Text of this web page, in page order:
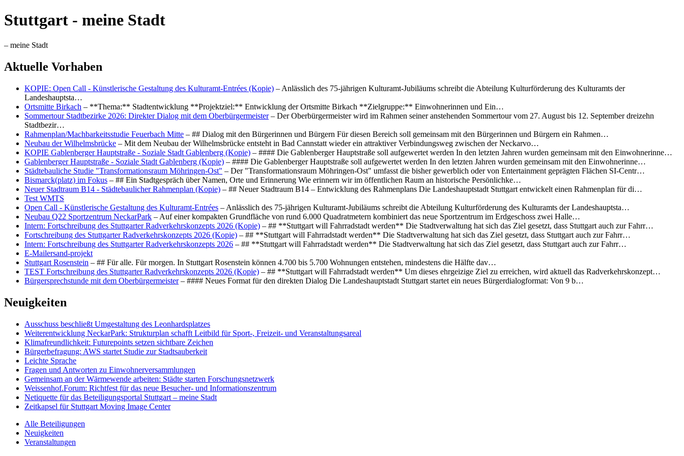
Stuttgart - meine Stadt
– meine Stadt
Aktuelle Vorhaben
KOPIE: Open Call - Künstlerische Gestaltung des Kulturamt-Entrées (Kopie) – Anlässlich des 75-jährigen Kulturamt-Jubiläums schreibt die Abteilung Kulturförderung des Kulturamts der
Landeshauptsta…
Ortsmitte Birkach – **Thema:** Stadtentwicklung **Projektziel:** Entwicklung der Ortsmitte Birkach **Zielgruppe:** Einwohnerinnen und Ein…
Sommertour Stadtbezirke 2026: Direkter Dialog mit dem Oberbürgermeister– Der Oberbürgermeister wird im Rahmen seiner anstehenden Sommertour vom 27. August bis 12. September dreizehn
Stadtbezir…
Rahmenplan/Machbarkeitsstudie Feuerbach Mitte – ## Dialog mit den Bürgerinnen und Bürgern Für diesen Bereich soll gemeinsam mit den Bürgerinnen und Bürgern ein Rahmen…
Neubau der Wilhelmsbrücke – Mit dem Neubau der Wilhelmsbrücke entsteht in Bad Cannstatt wieder ein attraktiver Verbindungsweg zwischen der Neckarvo…
KOPIE Gablenberger Hauptstraße - Soziale Stadt Gablenberg (Kopie) – #### Die Gablenberger Hauptstraße soll aufgewertet werden In den letzten Jahren wurden gemeinsam mit den Einwohnerinne…
Gablenberger Hauptstraße - Soziale Stadt Gablenberg (Kopie) – #### Die Gablenberger Hauptstraße soll aufgewertet werden In den letzten Jahren wurden gemeinsam mit den Einwohnerinne…
Städtebauliche Studie "Transformationsraum Möhringen-Ost" – Der "Transformationsraum Möhringen-Ost" umfasst die bisher gewerblich oder von Entertainment geprägten Flächen SI-Centr…
Bismarck(platz) im Fokus – ## Ein Stadtgespräch über Namen, Orte und Erinnerung Wie erinnern wir im öffentlichen Raum an historische Persönlichke…
Neuer Stadtraum B14 - Städtebaulicher Rahmenplan (Kopie) – ## Neuer Stadtraum B14 – Entwicklung des Rahmenplans Die Landeshauptstadt Stuttgart entwickelt einen Rahmenplan für di…
Test WMTS
Open Call - Künstlerische Gestaltung des Kulturamt-Entrées – Anlässlich des 75-jährigen Kulturamt-Jubiläums schreibt die Abteilung Kulturförderung des Kulturamts der Landeshauptsta…
Neubau Q22 Sportzentrum NeckarPark – Auf einer kompakten Grundfläche von rund 6.000 Quadratmetern kombiniert das neue Sportzentrum im Erdgeschoss zwei Halle…
Intern: Fortschreibung des Stuttgarter Radverkehrskonzepts 2026 (Kopie) – ## **Stuttgart will Fahrradstadt werden** Die Stadtverwaltung hat sich das Ziel gesetzt, dass Stuttgart auch zur Fahrr…
Fortschreibung des Stuttgarter Radverkehrskonzepts 2026 (Kopie) – ## **Stuttgart will Fahrradstadt werden** Die Stadtverwaltung hat sich das Ziel gesetzt, dass Stuttgart auch zur Fahrr…
Intern: Fortschreibung des Stuttgarter Radverkehrskonzepts 2026 – ## **Stuttgart will Fahrradstadt werden** Die Stadtverwaltung hat sich das Ziel gesetzt, dass Stuttgart auch zur Fahrr…
E-Mailersand-projekt
Stuttgart Rosenstein – ## Für alle. Für morgen. In Stuttgart Rosenstein können 4.700 bis 5.700 Wohnungen entstehen, mindestens die Hälfte dav…
TEST Fortschreibung des Stuttgarter Radverkehrskonzepts 2026 (Kopie) – ## **Stuttgart will Fahrradstadt werden** Um dieses ehrgeizige Ziel zu erreichen, wird aktuell das Radverkehrskonzept…
Bürgersprechstunde mit dem Oberbürgermeister– #### Neues Format für den direkten Dialog Die Landeshauptstadt Stuttgart startet ein neues Bürgerdialogformat: Von 9 b…
Neuigkeiten
Ausschuss beschließt Umgestaltung des Leonhards­platzes
Weiterentwicklung NeckarPark: Strukturplan schafft Leitbild für Sport-, Freizeit- und Veranstaltungsareal
Klimafreundlichkeit: Futurepoints setzen sichtbare Zeichen
Bürgerbefragung: AWS startet Studie zur Stadtsauberkeit
Leichte Sprache
Fragen und Antworten zu Einwohnerversammlungen
Gemeinsam an der Wärmewende arbeiten: Städte starten Forschungsnetzwerk
Weissenhof.Forum: Richtfest für das neue Besucher- und Informationszentrum
Netiquette für das Beteiligungsportal Stuttgart – meine Stadt
Zeitkapsel für Stuttgart Moving Image Center
Alle Beteiligungen
Neuigkeiten
Veranstaltungen